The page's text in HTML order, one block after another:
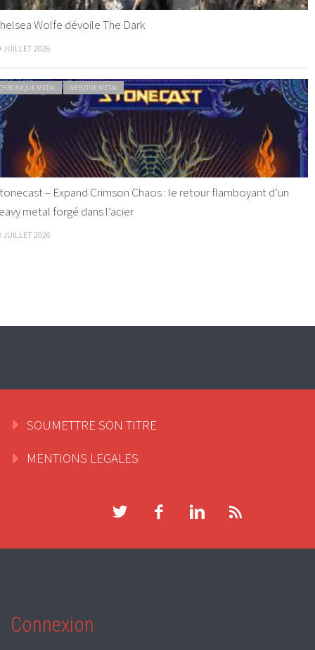
Wolfe dévoile The Dark
JUILLET 2026
METAL WEBZINE METAL
– Expand Crimson Chaos : le retour flamboyant d’un
metal forgé dans l’acier
JUILLET 2026
SOUMETTRE SON TITRE
MENTIONS LEGALES
Connexion